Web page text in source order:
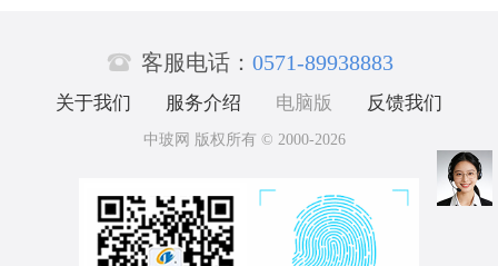
 客服电话： 0571-89938883
关于我们 服务介绍 电脑版 反馈我们
中玻网 版权所有 © 2000-2026